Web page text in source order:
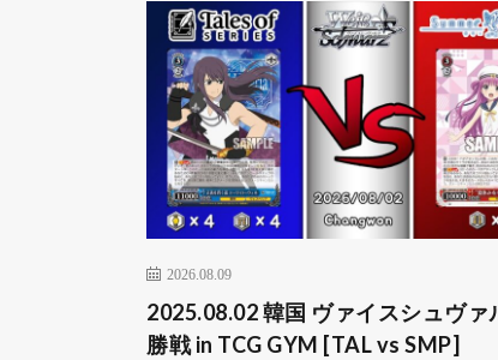
2026.08.09
2025.08.02 韓国 ヴァイスシュヴァ
勝戦 in TCG GYM [TAL vs SMP]